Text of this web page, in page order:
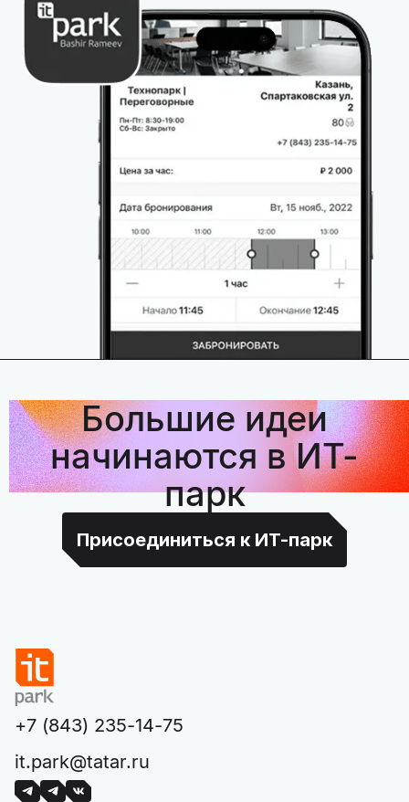
Большие идеи
начинаются в ИТ-
парк
Присоединиться к ИТ-парк
+7 (843) 235-14-75
it.park@tatar.ru